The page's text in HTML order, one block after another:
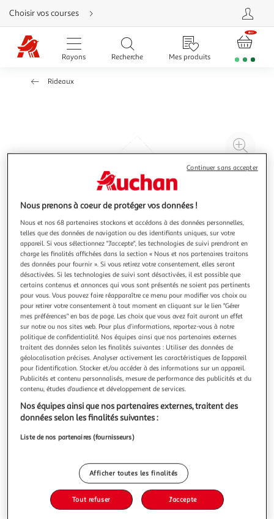
Aller
directement
au
contenu
Aller
directement
Aller
rubrique
Choisir vos courses
Rayons Recherche Mes produits
Rideaux
à
Illustration
précédente
Illustration
suivante
ATMOSPHERA
Rideau de fil en macramé - 90 x 200 cm
Succombez au charme naturel et ethnique de ce rideaux en
coton macramé. Idéal pour être utilisé comme séparateur
de pièce, décoration murale, tête de lit.FICHE TECHNIQUE-
Matière : Coton / Jute végétale / Bois- Produit prêt à poser
avec sa barre incluseCARACTERISTIQUES TECHNIQUES-
Dimensions produit
En savoir +
Vous voulez connaître le prix de ce produit ?
Description
Nous prenons à coeur de protéger vos données !
Nous et nos 68 partenaires stockons et accédons à des données personnelles,
telles que des données de navigation ou des identifiants uniques, sur votre
appareil. Si vous sélectionnez "J'accepte", les technologies de suivi prendront en
charge les finalités affichées dans la section « Nous et nos partenaires traitons
des données pour fournir ». Si vous retirez votre consentement, elles seront
désactivées. Si les technologies de suivi sont désactivées, il est possible que
certains contenus et annonces qui vous sont présentés ne soient pas pertinents
pour vous. Vous pouvez faire réapparaître ce menu pour modifier vos choix ou
pour retirer votre consentement à tout moment en cliquant sur le lien "Gérer
mes préférences" en bas de page. Les choix que vous avez fait auront un effet
sur notre ou nos sites web. Pour plus d’informations, reportez-vous à notre
politique de confidentialité. Nos équipes ainsi que nos partenaires externes
traitent des données selon les finalités suivantes : Utiliser des données de
géolocalisation précises. Analyser activement les caractéristiques de l’appareil
pour l’identification. Stocker et/ou accéder à des informations sur un appareil.
Publicités et contenu personnalisés, mesure de performance des publicités et du
contenu, études d’audience et développement de services.
Nos équipes ainsi que nos partenaires externes, traitent des
données selon les finalités suivantes :
Liste de nos partenaires (fournisseurs)
Afficher toutes les finalités
Tout refuser J'accepte
Continuer sans accepter